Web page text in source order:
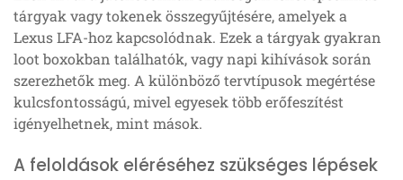
tárgyak vagy tokenek összegyűjtésére, amelyek a
Lexus LFA-hoz kapcsolódnak. Ezek a tárgyak gyakran
loot boxokban találhatók, vagy napi kihívások során
szerezhetők meg. A különböző tervtípusok megértése
kulcsfontosságú, mivel egyesek több erőfeszítést
igényelhetnek, mint mások.
A feloldások eléréséhez szükséges lépések